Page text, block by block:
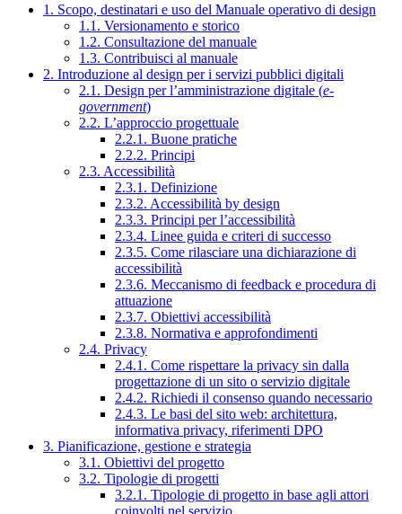
1. Scopo, destinatari e uso del Manuale operativo di design
1.1. Versionamento e storico
1.2. Consultazione del manuale
1.3. Contribuisci al manuale
2. Introduzione al design per i servizi pubblici digitali
2.1. Design per l’amministrazione digitale (e-
government)
2.2. L’approccio progettuale
2.2.1. Buone pratiche
2.2.2. Principi
2.3. Accessibilità
2.3.1. Definizione
2.3.2. Accessibilità by design
2.3.3. Principi per l’accessibilità
2.3.4. Linee guida e criteri di successo
2.3.5. Come rilasciare una dichiarazione di
accessibilità
2.3.6. Meccanismo di feedback e procedura di
attuazione
2.3.7. Obiettivi accessibilità
2.3.8. Normativa e approfondimenti
2.4. Privacy
2.4.1. Come rispettare la privacy sin dalla
progettazione di un sito o servizio digitale
2.4.2. Richiedi il consenso quando necessario
2.4.3. Le basi del sito web: architettura,
informativa privacy, riferimenti DPO
3. Pianificazione, gestione e strategia
3.1. Obiettivi del progetto
3.2. Tipologie di progetti
3.2.1. Tipologie di progetto in base agli attori
coinvolti nel servizio